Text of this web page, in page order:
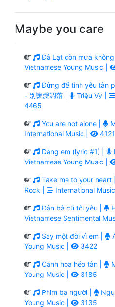
Maybe you care
Đà Lạt còn mưa không
Vietnamese Young Music |
Đừng để tình yêu tàn
- 別讓愛凋落 |
Triệu Vy |
4465
You are not alone |
International Music |
4121
Dáng em (lyric #1) |
Vietnamese Young Music |
Take me to your heart |
Rock |
International Music
Đàn bà cũ tôi yêu |
Vietnamese Sentimental
Say một đời vì em |
Young Music |
3422
Cánh hoa héo tàn |
Young Music |
3185
Phim ba người |
Young Music |
3135